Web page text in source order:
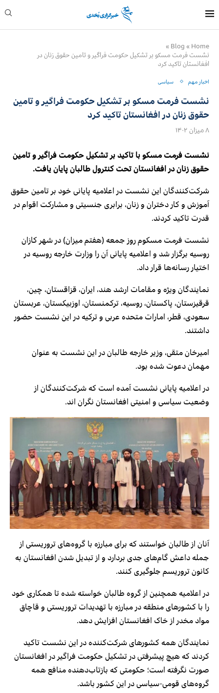
Home
»
Blog
»
نشست فرمت مسکو بر تشکیل حکومت فراگیر و تامین حقوق زنان در
افغانستان تاکید کرد
اخبار مهم سیاسی
نشست فرمت مسکو بر تشکیل حکومت فراگیر و تامین
حقوق زنان در افغانستان تاکید کرد
۸ میزان ۱۴۰۲
نشست فرمت مسکو با تاکید بر تشکیل حکومت فراگیر و تامین
حقوق زنان در افغانستان تحت کنترول طالبان پایان یافت.
شرکت‌کنندگان این نشست در اعلامیه پایانی خود بر تامین حقوق
آموزش و کار دختران و زنان، برابری جنسیتی و مشارکت اقوام در
قدرت تاکید کردند.
نشست فرمت مسکوم روز جمعه (هفتم میزان) در شهر کازان
روسیه برگزار شد و اعلامیه پایانی آن را وزارت خارجه روسیه در
اختیار رسانه‌ها قرار داد.
نمایندگان ویژه و مقامات ارشد هند، ایران، قزاقستان، چین،
قرقیزستان، پاکستان، روسیه، ترکمنستان، اوزبیکستان، عربستان
سعودی، قطر، امارات متحده عربی و ترکیه در این نشست حضور
داشتند.
امیرخان متقی، وزیر خارجه طالبان در این نشست به عنوان
مهمان دعوت شده بود.
در اعلامیه پایانی نشست آمده است که شرکت‌کنندگان از
وضعیت سیاسی و امنیتی افغانستان نگران اند.
آنان از طالبان خواستند که برای مبارزه با گروه‌های تروریستی از
جمله داعش گام‌های جدی بردارد و از تبدیل شدن افغانستان به
کانون تروریسم جلوگیری کنند.
در اعلامیه همچنین از گروه طالبان خواسته شده تا همکاری خود
را با کشورهای منطقه در مبارزه با تهدیدات تروریستی و ​​قاچاق
مواد مخدر از خاک افغانستان افزایش دهد.
نمایندگان همه کشورهای شرکت‌کننده در این نشست تاکید
کردند که هیچ پیشرفتی در تشکیل حکومت فراگیر در افغانستان
صورت نگرفته است؛ حکومتی که بازتاب‌دهنده منافع همه
گروه‌های قومی-سیاسی در این کشور باشد.